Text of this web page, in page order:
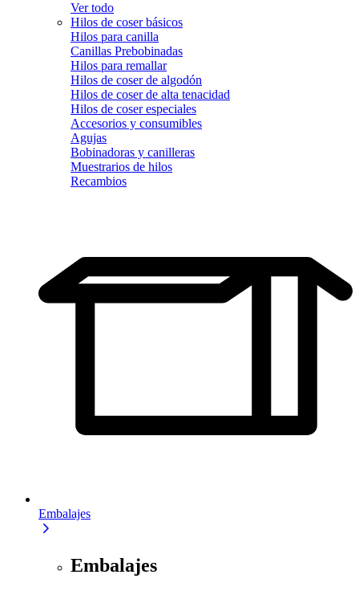
Ver todo
Hilos de coser básicos
Hilos para canilla
Canillas Prebobinadas
Hilos para remallar
Hilos de coser de algodón
Hilos de coser de alta tenacidad
Hilos de coser especiales
Accesorios y consumibles
Agujas
Bobinadoras y canilleras
Muestrarios de hilos
Recambios
Embalajes
Embalajes